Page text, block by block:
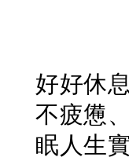
好好休
不疲憊
眠人生